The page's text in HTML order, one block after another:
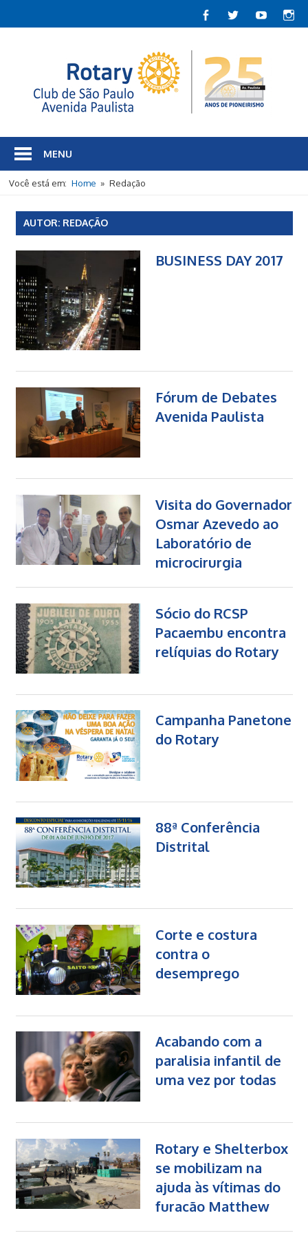
to
MENU
Você está em: Home Redação
AUTOR: REDAÇÃO
BUSINESS DAY 2017
Fórum de Debates
Avenida Paulista
Visita do Governador
Osmar Azevedo ao
Laboratório de
microcirurgia
Sócio do RCSP
Pacaembu encontra
relíquias do Rotary
Campanha Panetone
do Rotary
88ª Conferência
Distrital
Corte e costura
contra o
desemprego
Acabando com a
paralisia infantil de
uma vez por todas
Rotary e Shelterbox
se mobilizam na
ajuda às vítimas do
furacão Matthew